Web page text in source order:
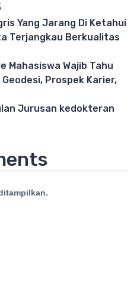
Yang Jarang Di Ketahui
Terjangkau Berkualitas
Mahasiswa Wajib Tahu
Prospek Karier,
Jurusan kedokteran